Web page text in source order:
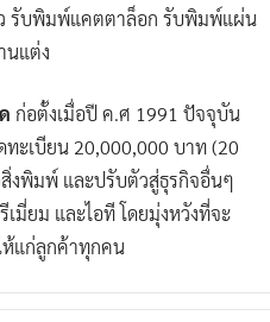
รับพิมพ์แคตตาล็อก รับพิมพ์แผ่น
นแต่ง
ก่อตั้งเมื่อปี ค.ศ 1991 ปัจจุบัน
ะเบียน 20,000,000 บาท (20
งพิมพ์ และปรับตัวสู่ธุรกิจอื่นๆ
มี่ยม และไอที โดยมุ่งหวังที่จะ
แก่ลูกค้าทุกคน